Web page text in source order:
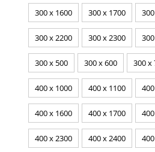
300 x 1600 300 x 1700
300 x 2200 300 x 2300
300 x 500 300 x 600 300 x
400 x 1000 400 x 1100
400 x 1600 400 x 1700
400 x 2300 400 x 2400